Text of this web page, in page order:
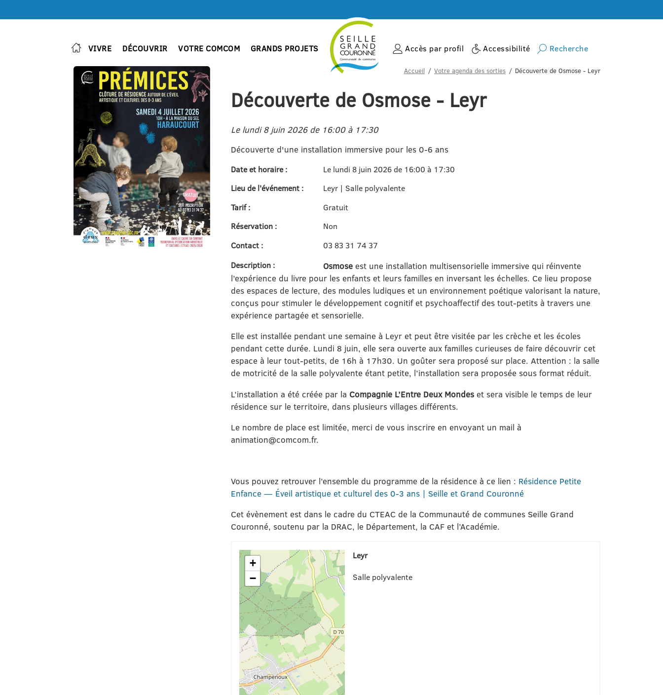
VIVRE DÉCOUVRIR VOTRE COMCOM GRANDS PROJETS Accès par profil Accessibilité Recherche
Accueil Votre agenda des sorties Découverte de Osmose - Leyr
Découverte de Osmose - Leyr
Le lundi 8 juin 2026 de 16:00 à 17:30
Découverte d'une installation immersive pour les 0-6 ans
Date et horaire :
Le lundi 8 juin 2026 de 16:00 à 17:30
Lieu de l'événement :
Leyr | Salle polyvalente
Tarif :
Gratuit
Réservation :
Non
Contact :
03 83 31 74 37
Description :
Osmoseest une installation multisensorielle immersive qui réinvente
l’expérience du livre pour les enfants et leurs familles en inversant les échelles. Ce lieu propose
des espaces de lecture, des modules ludiques et un environnement poétique valorisant la nature,
conçus pour stimuler le développement cognitif et psychoaffectif des tout-petits à travers une
expérience partagée et sensorielle.
Elle est installée pendant une semaine à Leyr et peut être visitée par les crèche et les écoles
pendant cette durée. Lundi 8 juin, elle sera ouverte aux familles curieuses de faire découvrir cet
espace à leur tout-petits, de 16h à 17h30. Un goûter sera proposé sur place. Attention : la salle
de motricité de la salle polyvalente étant petite, l’installation sera proposée sous format réduit.
L’installation a été créée par la Compagnie L’Entre Deux Mondeset sera visible le temps de leur
résidence sur le territoire, dans plusieurs villages différents.
Le nombre de place est limitée, merci de vous inscrire en envoyant un mail à
animation@comcom.fr.
Vous pouvez retrouver l’ensemble du programme de la résidence à ce lien : Résidence Petite
Enfance — Éveil artistique et culturel des 0-3 ans | Seille et Grand Couronné
Cet évènement est dans le cadre du CTEAC de la Communauté de communes Seille Grand
Couronné, soutenu par la DRAC, le Département, la CAF et l’Académie.
+
−
Leyr
Salle polyvalente